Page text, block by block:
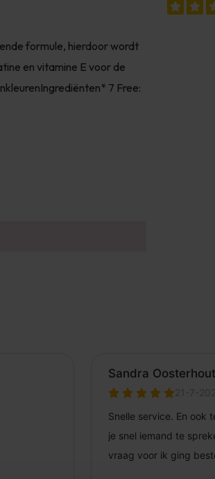
formule, hierdoor wordt
en vitamine E voor de
7 Free: